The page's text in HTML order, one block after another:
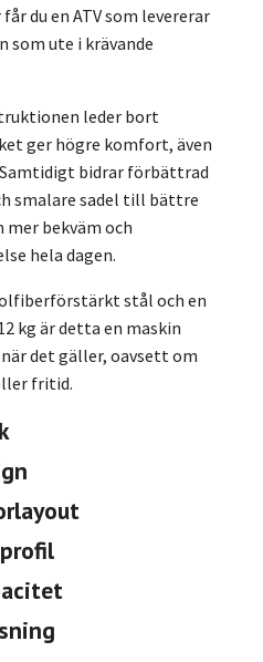
du en ATV som levererar
som ute i krävande
leder bort
ger högre komfort, även
bidrar förbättrad
smalare sadel till bättre
mer bekväm och
hela dagen.
stål och en
kg är detta en maskin
det gäller, oavsett om
fritid.